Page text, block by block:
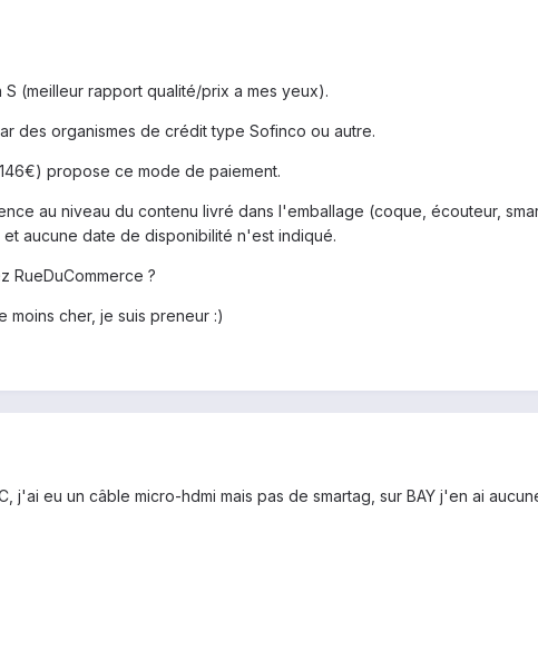
(meilleur rapport qualité/prix a mes yeux).
des organismes de crédit type Sofinco ou autre.
propose ce mode de paiement.
au niveau du contenu livré dans l'emballage (coque, écouteur,
aucune date de disponibilité n'est indiqué.
RueDuCommerce ?
moins cher, je suis preneur :)
j'ai eu un câble micro-hdmi mais pas de smartag, sur BAY j'en ai